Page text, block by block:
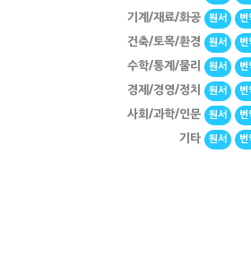
기계/재료/화공 원서 번
건축/토목/환경 원서 번
수학/통계/물리 원서 번
경제/경영/정치 원서 번
사회/과학/인문 원서 번
기타 원서 번